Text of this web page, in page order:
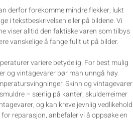
derfor forekomme mindre flekker, lukt
i tekstbeskrivelsen eller på bildene. Vi
viser alltid den faktiske varen som tilbys
vanskelige å fange fullt ut på bilder.
variere betydelig. For best mulig
og vintagevarer bør man unngå høy
Skinn og vintagevarer
– særlig på kanter, skulderreimer
og kan kreve jevnlig vedlikehold
reparasjon, anbefaler vi å oppsøke en